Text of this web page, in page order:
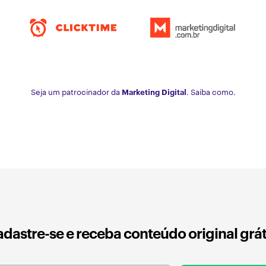
Seja um patrocinador da Marketing Digital. Saiba como.
se e receba conteúdo original